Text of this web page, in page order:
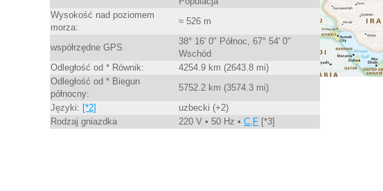
Wysokość nad poziomem
morza:
≈ 526 m
współrzędne GPS
38° 16' 0" Północ, 67° 54' 0"
Wschód
Odległość od * Równik:
4254.9 km (2643.8 mi)
Odległość od * Biegun
północny:
5752.2 km (3574.3 mi)
Języki: [*2]
uzbecki (+2)
Rodzaj gniazdka
220 V • 50 Hz • C,F [*3]